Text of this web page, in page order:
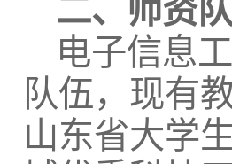
二、师资
电子信息
队伍，现有
山东省大学